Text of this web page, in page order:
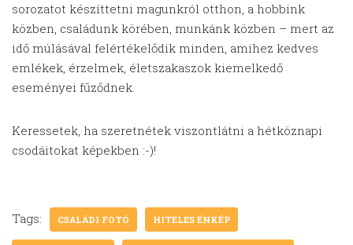
sorozatot készíttetni magunkról otthon, a hobbink
közben, családunk körében, munkánk közben – mert az
idő múlásával felértékelődik minden, amihez kedves
emlékek, érzelmek, életszakaszok kiemelkedő
eseményei fűződnek.
Keressetek, ha szeretnétek viszontlátni a hétköznapi
csodáitokat képekben :-)!
Tags: CSALÁDI FOTÓ HITELES ÉNKÉP